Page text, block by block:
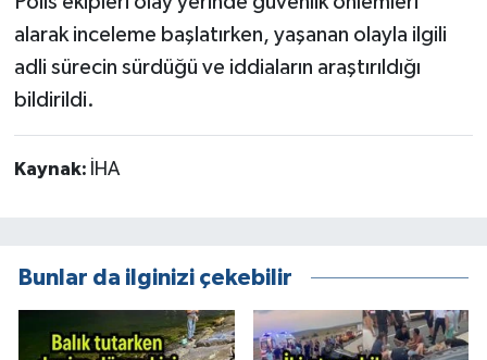
alarak inceleme başlatırken, yaşanan olayla ilgili
adli sürecin sürdüğü ve iddiaların araştırıldığı
bildirildi.
Kaynak: İHA
Bunlar da ilginizi çekebilir